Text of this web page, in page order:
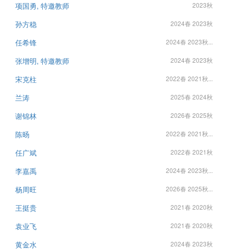
项国勇, 特邀教师 2023秋
孙方稳 2024春 2023秋
任希锋 2024春 2023秋...
张增明, 特邀教师 2024春 2023秋
宋克柱 2022春 2021秋...
兰涛 2025春 2024秋
谢锦林 2026春 2025秋
陈旸 2022春 2021秋...
任广斌 2022春 2021秋
李嘉禹 2024春 2023秋...
杨周旺 2026春 2025秋...
王挺贵 2021春 2020秋
袁业飞 2021春 2020秋
黄金水 2024春 2023秋